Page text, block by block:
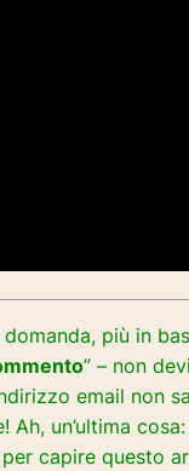
domanda, più in
” – non
email non
Ah, un’ultima
per capire questo